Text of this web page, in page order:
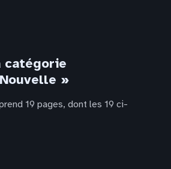
catégorie
»
19 pages, dont les 19 ci-